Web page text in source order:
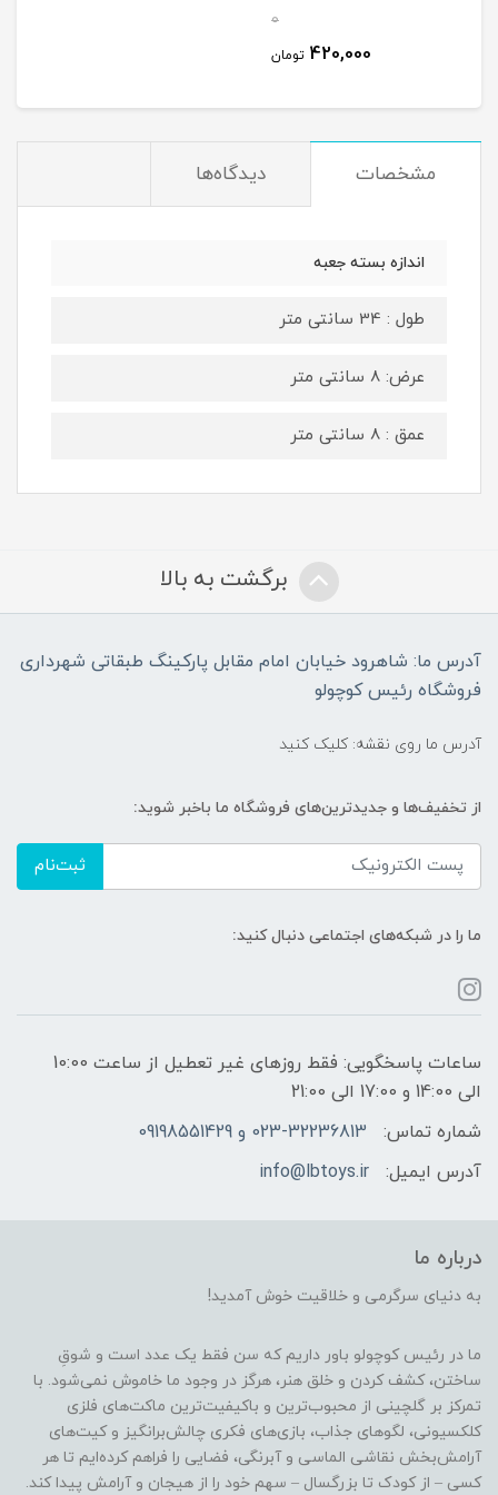
0
420,000 تومان
مشخصات دیدگاه‌ها
اندازه بسته جعبه
طول : 34 سانتی متر
عرض: 8 سانتی متر
عمق : 8 سانتی متر
برگشت به بالا
آدرس ما: شاهرود خیابان امام مقابل پارکینگ طبقاتی شهرداری
فروشگاه رئیس کوچولو
آدرس ما روی نقشه: کلیک کنید
از تخفیف‌ها و جدیدترین‌های فروشگاه ما باخبر شوید:
ثبت‌نام
ما را در شبکه‌های اجتماعی دنبال کنید:
ساعات پاسخگویی: فقط روزهای غیر تعطیل از ساعت 10:00
الی 14:00 و 17:00 الی 21:00
شماره تماس:
023-32236813 و 09198551429
آدرس ایمیل:
info@lbtoys.ir
درباره ما
به دنیای سرگرمی و خلاقیت خوش آمدید!
ما در رئیس کوچولو باور داریم که سن فقط یک عدد است و شوقِ
ساختن، کشف کردن و خلق هنر، هرگز در وجود ما خاموش نمی‌شود. با
تمرکز بر گلچینی از محبوب‌ترین و باکیفیت‌ترین ماکت‌های فلزی
کلکسیونی، لگوهای جذاب، بازی‌های فکری چالش‌برانگیز و کیت‌های
آرامش‌بخش نقاشی الماسی و آبرنگی، فضایی را فراهم کرده‌ایم تا هر
کسی – از کودک تا بزرگسال – سهم خود را از هیجان و آرامش پیدا کند.